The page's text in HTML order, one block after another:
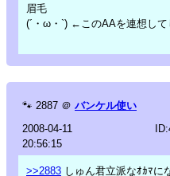
眉毛
(´・ω・`) ←このAAを連想して
🐾 2887 ＠ バンケル使い
2008-04-11
20:56:15
>>2883 しゅん君立派なｵｶﾏに